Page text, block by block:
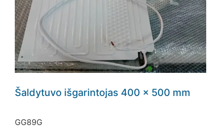
Šaldytuvo išgarintojas 400 x 500 mm
GG89G